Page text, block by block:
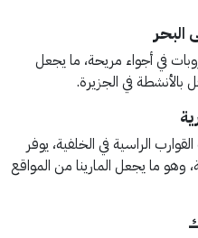
في أجواء مريحة، ما يجعل
بالأنشطة في الجزيرة.
الراسية في الخلفية، يوفر
وهو ما يجعل المارينا من المواقع